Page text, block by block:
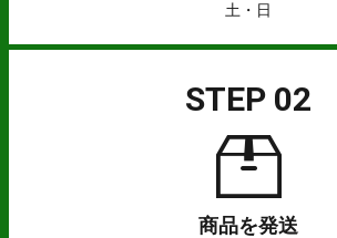
土・日
STEP 02
商品を発送